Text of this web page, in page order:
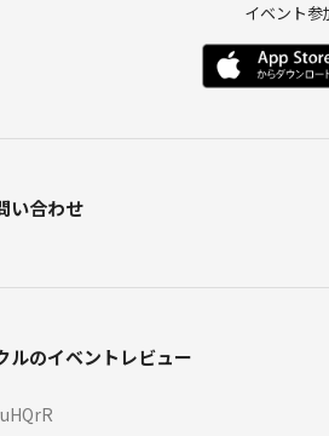
のみでOKですが、持ち込みも可能です。
了承があれば、交換していただいて問
。
ンセルが多い方は以後のイベントへご参
イベント参
い合わせ
ルのイベントレビュー